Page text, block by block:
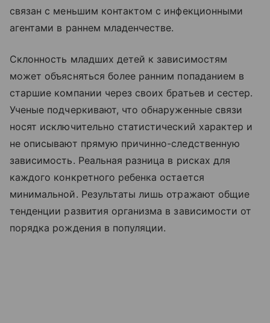
связан с меньшим контактом с инфекционными
агентами в раннем младенчестве.
Склонность младших детей к зависимостям
может объясняться более ранним попаданием в
старшие компании через своих братьев и сестер.
Ученые подчеркивают, что обнаруженные связи
носят исключительно статистический характер и
не описывают прямую причинно-следственную
зависимость. Реальная разница в рисках для
каждого конкретного ребенка остается
минимальной. Результаты лишь отражают общие
тенденции развития организма в зависимости от
порядка рождения в популяции.